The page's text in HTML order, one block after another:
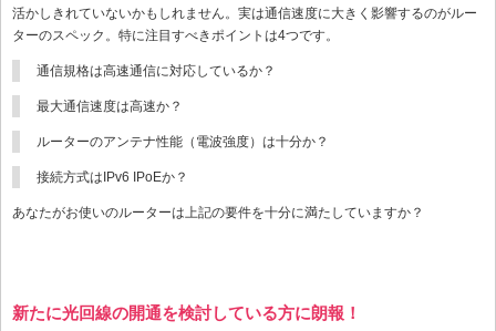
活かしきれていないかもしれません。実は通信速度に大きく影響するのがルー
ターのスペック。特に注目すべきポイントは4つです。
通信規格は高速通信に対応しているか？
最大通信速度は高速か？
ルーターのアンテナ性能（電波強度）は十分か？
接続方式はIPv6 IPoEか？
あなたがお使いのルーターは上記の要件を十分に満たしていますか？
新たに光回線の開通を検討している方に朗報！